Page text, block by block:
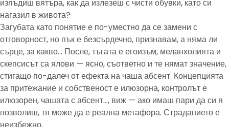
изпъдиш вятъра, как да излезеш с чисти обувки, като си
нагазил в живота?
Загубата като понятие е по-уместно да се замени с
отговорност, но пък е безсърдечно, признавам, а няма ли
сърце, за какво… После, тъгата е егоизъм, меланхолията и
скепсисът са ялови — ясно, съответно и те нямат значение,
стигащо по-далеч от ефекта на чаша абсент. Концепцията
за притежание и собственост е илюзорна, контролът е
илюзорен, чашата с абсент…, виж — ако имаш пари да си я
позволиш, тя може да е реална метафора. Страданието е